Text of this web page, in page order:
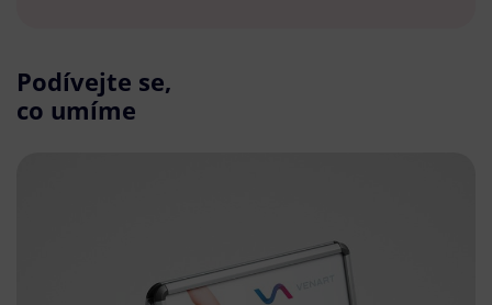
Podívejte se,
co umíme